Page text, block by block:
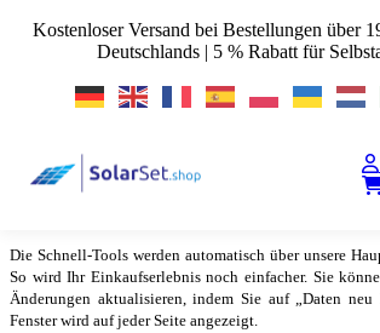
SolarSet QUICK-TOOL
▲
Die Schnell-Tools werden automatisch über unsere
So wird Ihr Einkaufserlebnis noch einfacher. Sie
Änderungen aktualisieren, indem Sie auf „Daten
Fenster wird auf jeder Seite angezeigt.
Kostenloser Versand bei Bestellungen über
Deutschlands | 5 % Rabatt für